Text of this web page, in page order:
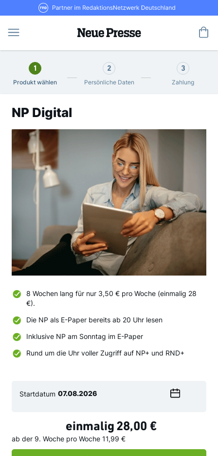
Direkt
zum
Inhalt
RND Partner im RedaktionsNetzwerk
1
Produkt wählen
2
Persönliche Daten
3
Zahlung
NP Digital
8 Wochen lang für nur 3,50 € pro Woche (einmalig 28
€).
Die NP als E-Paper bereits ab 20 Uhr lesen
Inklusive NP am Sonntag im E-Paper
Rund um die Uhr voller Zugriff auf NP+ und RND+
Startdatum
einmalig 28,00 €
ab der 9. Woche pro Woche 11,99 €